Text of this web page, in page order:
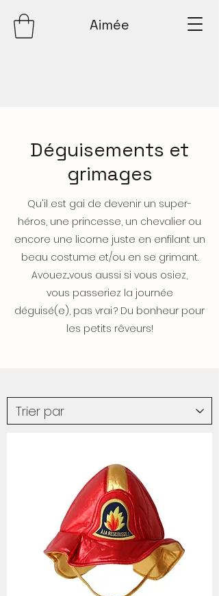
Aimée
Déguisements et
grimages
Qu'il est gai de devenir un super-
héros, une princesse, un chevalier ou
encore une licorne juste en enfilant un
beau costume et/ou en se grimant.
Avouez...vous aussi si vous osiez,
vous passeriez la journée
déguisé(e), pas vrai ? Du bonheur pour
les petits rêveurs!